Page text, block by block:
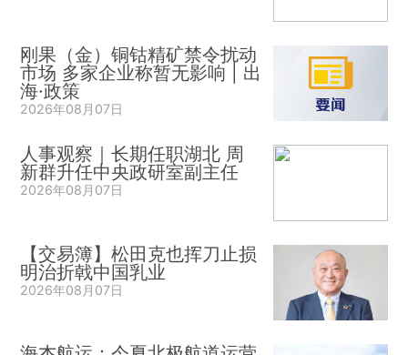
刚果（金）铜钴精矿禁令扰动
市场 多家企业称暂无影响 | 出
海·政策
2026年08月07日
人事观察｜长期任职湖北 周
新群升任中央政研室副主任
2026年08月07日
【交易簿】松田克也挥刀止损
明治折戟中国乳业
2026年08月07日